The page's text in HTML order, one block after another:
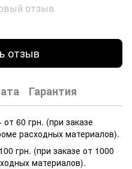
отзыв
отзыв
Гарантия
60 грн. (при заказе
расходных материалов).
грн. (при заказе от 1000
материалов).